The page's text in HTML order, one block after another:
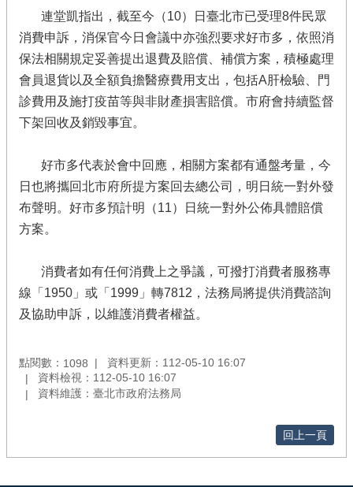
連堂凱指出，截至今（10）日臺北市已受理8件民眾
消費申訴，消保官今日會議中亦強烈要求好市多，依照消
保法相關規定妥善提出退費及賠償、補償方案，積極處理
會員退貨以及全額負擔醫療費用支出，包括A肝檢驗、門
診費用及施打疫苗等與非財產損害賠償。市府會持續監督
下架回收及銷毀事宜。
好市多代表於會中回應，相關方案都有通盤考量，今
日也將攜回北市府所提方案回去總公司，明日統一對外發
布聲明。好市多預計明（11）日統一對外公佈具體賠償
方案。
消費者如有任何消費上之爭議，可撥打消費者服務專
線「1950」或「1999」轉7812，法務局將提供消費諮詢
及協助申訴，以維護消費者權益。
點閱數： 1098
資料更新：112-05-10 16:07
資料檢視：112-05-10 16:07
資料維護：臺北市政府法務局
回上一頁